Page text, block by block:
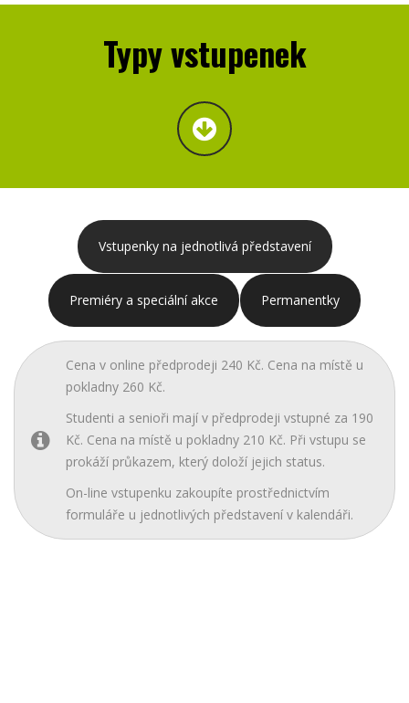
Typy vstupenek
Vstupenky na jednotlivá představení
Premiéry a speciální akce Permanentky
Cena v online předprodeji 240 Kč. Cena na místě u
pokladny 260 Kč.
Studenti a senioři mají v předprodeji vstupné za 190
Kč. Cena na místě u pokladny 210 Kč. Při vstupu se
prokáží průkazem, který doloží jejich status.
On-line vstupenku zakoupíte prostřednictvím
formuláře u jednotlivých představení v kalendáři.